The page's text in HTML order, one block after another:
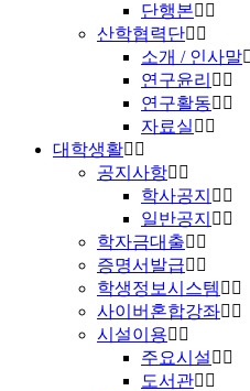
단행본
산학협력단
소개 / 인사말
연구윤리
연구활동
자료실
대학생활
공지사항
학사공지
일반공지
학자금대출
증명서발급
학생정보시스템
사이버혼합강좌
시설이용
주요시설
도서관